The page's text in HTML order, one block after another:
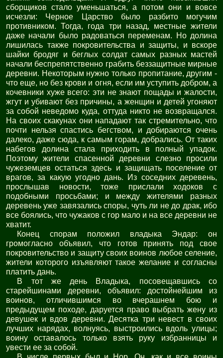
сборщиков стало уменьшаться, а потом они и вовсе
исчезли: Черное Царство было разбито могучим
противником. Тогда, года три назад, местные жители
даже начали было радоваться переменам. Но долина
лишилась также покровительства и защиты, и вскоре
шайки бродяг и беглых солдат самых разных мастей
начали беспрепятственно грабить беззащитные мирные
деревни. Некоторым нужно только пропитание, другим -
что еще, но без крови и огня, если им уступить добром, а
кочевники хуже всего: эти не знают пощады и жалости,
жгут и убивают без причины, а женщин и детей угоняют
за собой неведомо куда, оттуда никто не возвращался.
На своих скакунах они нападают так стремительно, что
почти нельзя спастись бегством, и добираются очень
далеко, даже сюда, к самым горам, добрались. От таких
набегов долина стала приходить в полный упадок.
Поэтому жители спасенной деревни слезно просили
чужеземцев остаться здесь и защищать поселение от
врагов, за какую угодно дань. Из соседних деревень,
прослышав новости, тоже прислали ходоков с
подобными просьбами; и между жителями разных
деревень уже завязались споры, чуть ли не до драк, ибо
все боялись, что чужаков с гор мало и на все деревни не
хватит.
Конец спорам положил владыка Эндар: он
громогласно объявил, что готов принять под свое
покровительство и защиту своих воинов любое селение,
жители которого изъявляют такое желание и согласны
платить дань.
В тот же день Владыка, посовещавшись со
старейшинами деревни, объявил: достойнейшим из
воинов, отличившимся во вчерашнем бою и
предыдущем походе, даруется право выбрать жену из
девушек и вдов деревни. Десятка три невест в своих
лучших нарядах, волнуясь, выстроились вдоль улицы;
воину оставалось только взять руку избранницы и
увести ее за собой.